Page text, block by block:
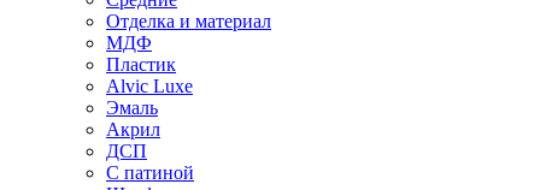
Отделка и материал
МДФ
Пластик
Alvic Luxe
Эмаль
Акрил
ДСП
С патиной